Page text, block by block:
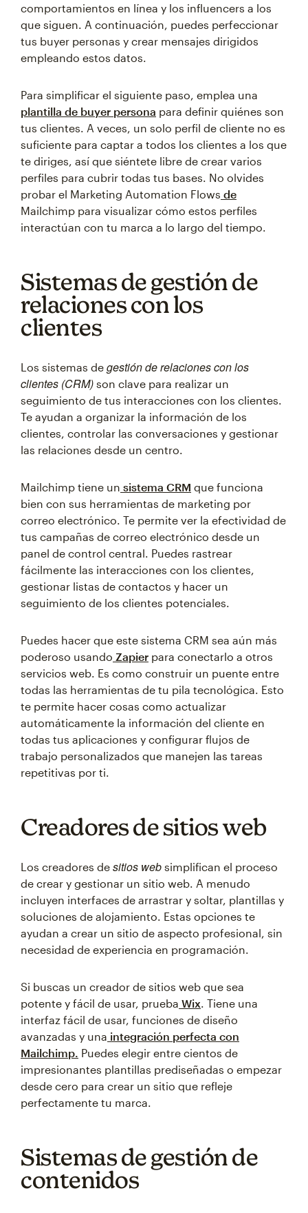
comportamientos en línea y los influencers a los
que siguen. A continuación, puedes perfeccionar
tus buyer personas y crear mensajes dirigidos
empleando estos datos.
Para simplificar el siguiente paso, emplea una
plantilla de buyer persona para definir quiénes son
tus clientes. A veces, un solo perfil de cliente no es
suficiente para captar a todos los clientes a los que
te diriges, así que siéntete libre de crear varios
perfiles para cubrir todas tus bases. No olvides
probar el Marketing Automation Flows de
Mailchimp para visualizar cómo estos perfiles
interactúan con tu marca a lo largo del tiempo.
Sistemas de gestión de
relaciones con los
clientes
Los sistemas de gestión de relaciones con los
clientes (CRM) son clave para realizar un
seguimiento de tus interacciones con los clientes.
Te ayudan a organizar la información de los
clientes, controlar las conversaciones y gestionar
las relaciones desde un centro.
Mailchimp tiene un sistema CRM que funciona
bien con sus herramientas de marketing por
correo electrónico. Te permite ver la efectividad de
tus campañas de correo electrónico desde un
panel de control central. Puedes rastrear
fácilmente las interacciones con los clientes,
gestionar listas de contactos y hacer un
seguimiento de los clientes potenciales.
Puedes hacer que este sistema CRM sea aún más
poderoso usando Zapier para conectarlo a otros
servicios web. Es como construir un puente entre
todas las herramientas de tu pila tecnológica. Esto
te permite hacer cosas como actualizar
automáticamente la información del cliente en
todas tus aplicaciones y configurar flujos de
trabajo personalizados que manejen las tareas
repetitivas por ti.
Creadores de sitios web
Los creadores de sitios web simplifican el proceso
de crear y gestionar un sitio web. A menudo
incluyen interfaces de arrastrar y soltar, plantillas y
soluciones de alojamiento. Estas opciones te
ayudan a crear un sitio de aspecto profesional, sin
necesidad de experiencia en programación.
Si buscas un creador de sitios web que sea
potente y fácil de usar, prueba Wix. Tiene una
interfaz fácil de usar, funciones de diseño
avanzadas y una integración perfecta con
Mailchimp. Puedes elegir entre cientos de
impresionantes plantillas prediseñadas o empezar
desde cero para crear un sitio que refleje
perfectamente tu marca.
Sistemas de gestión de
contenidos